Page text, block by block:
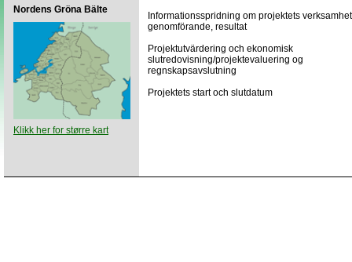
Nordens Gröna Bälte
Klikk her for større kart
Informationsspridning om projektets
genomförande, resultat
Projektutvärdering och ekonomisk
slutredovisning/projektevaluering og
regnskapsavslutning
Projektets start och slutdatum